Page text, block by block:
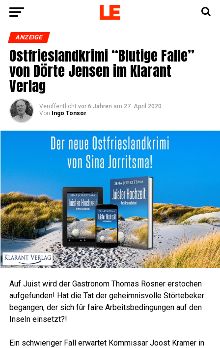
ANZEIGE
Ost­fries­land­kri­mi “Blu­ti­ge Fal­le”
von Dör­te Jen­sen im Klar­ant
Verlag
Veröffentlicht vor 6 Jahren am 27. April 2020
Von
Ingo Tonsor
Auf Juist wird der Gas­tro­nom Tho­mas Ros­ner ersto­chen
auf­ge­fun­den! Hat die Tat der geheim­nis­vol­le Stör­te­be­ker
began­gen, der sich für fai­re Arbeits­be­din­gun­gen auf den
Inseln einsetzt?!
Ein schwie­ri­ger Fall erwar­tet Kom­mis­sar Joost Kra­mer in